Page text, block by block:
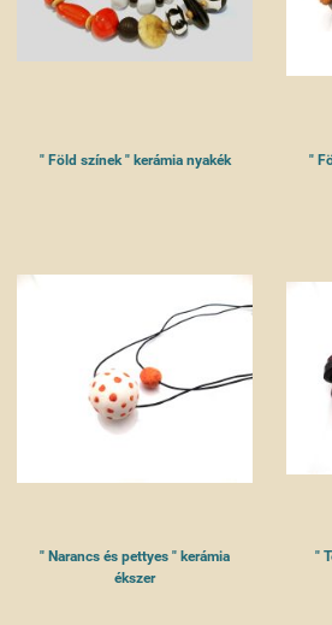
" Föld színek " kerámia nyakék "
" Narancs és pettyes " kerámia
ékszer
"